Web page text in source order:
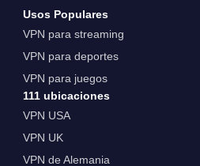
Usos Populares
VPN para streaming
VPN para deportes
VPN para juegos
111 ubicaciones
VPN USA
VPN UK
VPN de Alemania